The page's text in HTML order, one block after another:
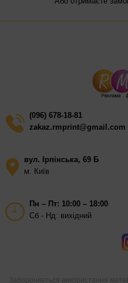
(096) 678-18-81
zakaz.rmprint@gmail.com
вул. Ірпінська, 69 Б
м. Київ
Пн – Пт: 10:00 – 18:00
Сб - Нд: вихідний
Забороняється використання